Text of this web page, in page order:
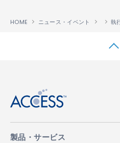
HOME ニュース・イベント 執
製品・サービス